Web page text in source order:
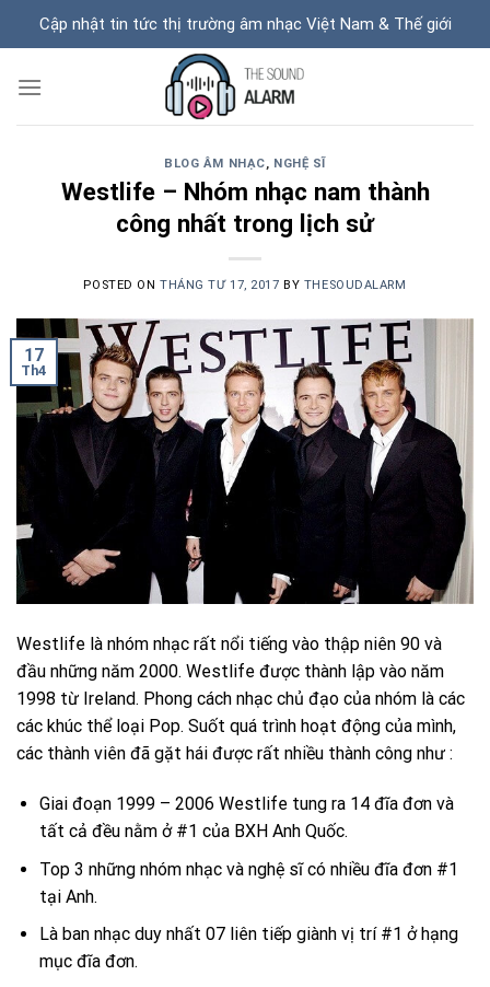
Cập nhật tin tức thị trường âm nhạc Việt Nam & Thế giới
BLOG ÂM NHẠC, NGHỆ SĨ
Westlife – Nhóm nhạc nam thành
công nhất trong lịch sử
POSTED ONTHÁNG TƯ 17, 2017 BY THESOUDALARM
17
Th4
Westlife là nhóm nhạc rất nổi tiếng vào thập niên 90 và
đầu những năm 2000. Westlife được thành lập vào năm
1998 từ Ireland. Phong cách nhạc chủ đạo của nhóm là các
các khúc thể loại Pop. Suốt quá trình hoạt động của mình,
các thành viên đã gặt hái được rất nhiều thành công như :
Giai đoạn 1999 – 2006 Westlife tung ra 14 đĩa đơn và
tất cả đều nằm ở #1 của BXH Anh Quốc.
Top 3 những nhóm nhạc và nghệ sĩ có nhiều đĩa đơn #1
tại Anh.
Là ban nhạc duy nhất 07 liên tiếp giành vị trí #1 ở hạng
mục đĩa đơn.